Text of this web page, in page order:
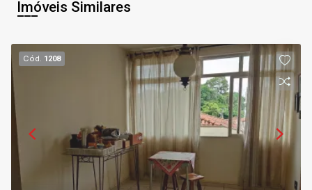
Imóveis Similares
Cód. 1208